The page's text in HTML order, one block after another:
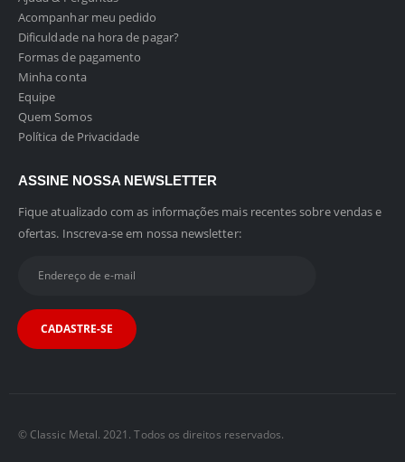
Acompanhar meu pedido
Dificuldade na hora de pagar?
Formas de pagamento
Minha conta
Equipe
Quem Somos
Política de Privacidade
ASSINE NOSSA NEWSLETTER
Fique atualizado com as informações mais recentes sobre vendas e
ofertas. Inscreva-se em nossa newsletter:
© Classic Metal. 2021. Todos os direitos reservados.